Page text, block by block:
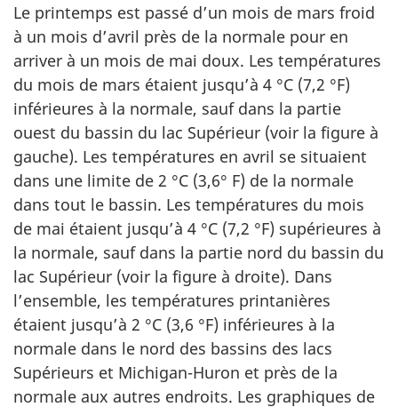
Le printemps est passé d’un mois de mars froid
à un mois d’avril près de la normale pour en
arriver à un mois de mai doux. Les températures
du mois de mars étaient jusqu’à 4 °C (7,2 °F)
inférieures à la normale, sauf dans la partie
ouest du bassin du lac Supérieur (voir la figure à
gauche). Les températures en avril se situaient
dans une limite de 2 °C (3,6° F) de la normale
dans tout le bassin. Les températures du mois
de mai étaient jusqu’à 4 °C (7,2 °F) supérieures à
la normale, sauf dans la partie nord du bassin du
lac Supérieur (voir la figure à droite). Dans
l’ensemble, les températures printanières
étaient jusqu’à 2 °C (3,6 °F) inférieures à la
normale dans le nord des bassins des lacs
Supérieurs et Michigan-Huron et près de la
normale aux autres endroits. Les graphiques de